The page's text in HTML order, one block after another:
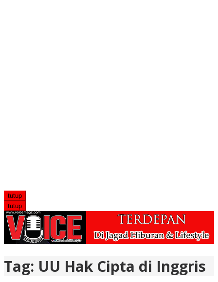
tutup
tutup
Tag: UU Hak Cipta di Inggris